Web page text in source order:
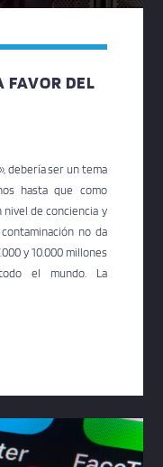
FAVOR DEL
debería ser un tema
hasta que como
nivel de conciencia y
no da
y 10.000 millones
el mundo. La